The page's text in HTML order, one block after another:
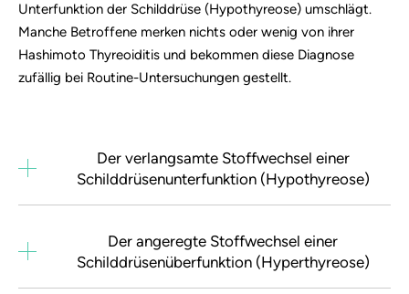
Unterfunktion der Schilddrüse (Hypothyreose) umschlägt.
Manche Betroffene merken nichts oder wenig von ihrer
Hashimoto Thyreoiditis und bekommen diese Diagnose
zufällig bei Routine-Untersuchungen gestellt.
Der verlangsamte Stoffwechsel einer
Schilddrüsenunterfunktion (Hypothyreose)
Der angeregte Stoffwechsel einer
Schilddrüsenüberfunktion (Hyperthyreose)